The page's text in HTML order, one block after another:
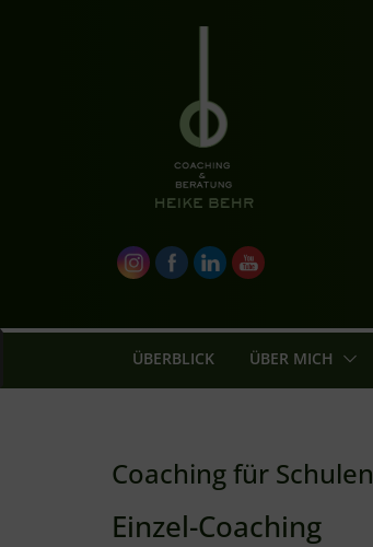
ÜBERBLICK ÜBER MICH
Coaching für Schulen
Einzel-Coaching